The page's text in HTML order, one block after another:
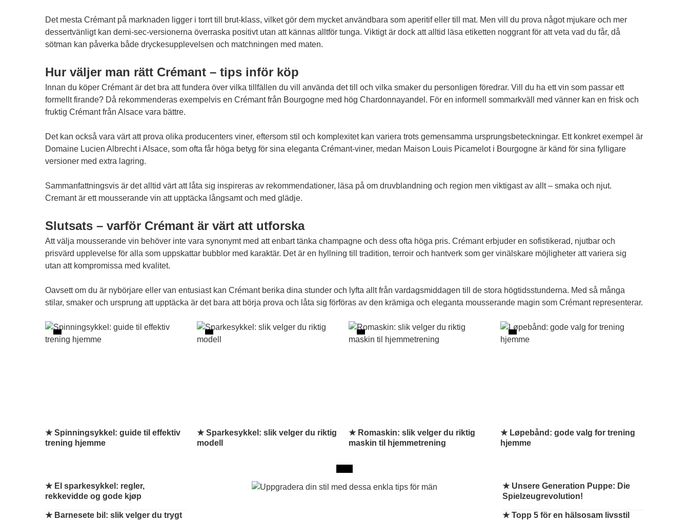
Det mesta Crémant på marknaden ligger i torrt till brut-klass, vilket gör dem mycket användbara som aperitif eller till mat. Men vill du prova något mjukare och mer
dessertvänligt kan demi-sec-versionerna överraska positivt utan att kännas alltför tunga. Viktigt är dock att alltid läsa etiketten noggrant för att veta vad du får, då
sötman kan påverka både dryckesupplevelsen och matchningen med maten.
Hur väljer man rätt Crémant – tips inför köp
Innan du köper Crémant är det bra att fundera över vilka tillfällen du vill använda det till och vilka smaker du personligen föredrar. Vill du ha ett vin som passar ett
formellt firande? Då rekommenderas exempelvis en Crémant från Bourgogne med hög Chardonnayandel. För en informell sommarkväll med vänner kan en frisk och
fruktig Crémant från Alsace vara bättre.
Det kan också vara värt att prova olika producenters viner, eftersom stil och komplexitet kan variera trots gemensamma ursprungsbeteckningar. Ett konkret exempel är
Domaine Lucien Albrecht i Alsace, som ofta får höga betyg för sina eleganta Crémant-viner, medan Maison Louis Picamelot i Bourgogne är känd för sina fylligare
versioner med extra lagring.
Sammanfattningsvis är det alltid värt att låta sig inspireras av rekommendationer, läsa på om druvblandning och region men viktigast av allt – smaka och njut.
Cremantär ett mousserande vin att upptäcka långsamt och med glädje.
Slutsats – varför Crémant är värt att utforska
Att välja mousserande vin behöver inte vara synonymt med att enbart tänka champagne och dess ofta höga pris. Crémant erbjuder en sofistikerad, njutbar och
prisvärd upplevelse för alla som uppskattar bubblor med karaktär. Det är en hyllning till tradition, terroir och hantverk som ger vinälskare möjligheter att variera sig
utan att kompromissa med kvalitet.
Oavsett om du är nybörjare eller van entusiast kan Crémant berika dina stunder och lyfta allt från vardagsmiddagen till de stora högtidsstunderna. Med så många
stilar, smaker och ursprung att upptäcka är det bara att börja prova och låta sig förföras av den krämiga och eleganta mousserande magin som Crémant representerar.
★ Spinningsykkel: guide til effektiv
trening hjemme
★ Sparkesykkel: slik velger du riktig
modell
★ Romaskin: slik velger du riktig
maskin til hjemmetrening
★ Løpebånd: gode valg for trening
hjemme
★ El sparkesykkel: regler,
rekkevidde og gode kjøp
★ Barnesete bil: slik velger du trygt
★ Unsere Generation Puppe: Die
Spielzeugrevolution!
★Topp 5 för en hälsosam livsstil